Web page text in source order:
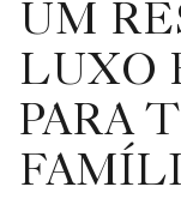
UM
LUXO
PARA